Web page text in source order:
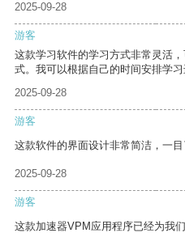
2025-09-28
游客
这款学习软件的学习方式非常灵活
式。我可以根据自己的时间安排学习
2025-09-28
游客
这款软件的界面设计非常简洁，一目
2025-09-28
游客
这款加速器VPM应用程序已经为我